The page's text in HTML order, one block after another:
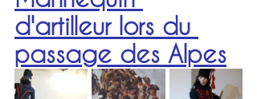
d'artilleur lors du
passage des Alpes